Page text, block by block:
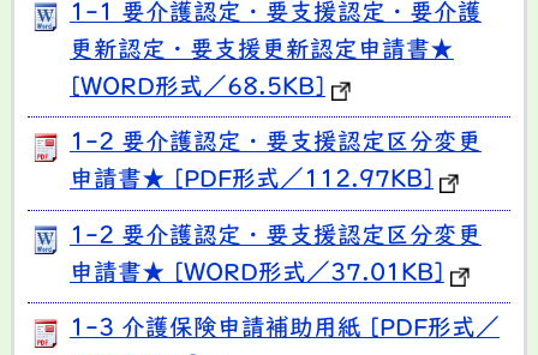
1-1 要介護認定・要支援認定・要介護
更新認定・要支援更新認定申請書★
[WORD形式／68.5KB]
1-2 要介護認定・要支援認定区分変更
申請書★ [PDF形式／112.97KB]
1-2 要介護認定・要支援認定区分変更
申請書★ [WORD形式／37.01KB]
1-3 介護保険申請補助用紙 [PDF形式／